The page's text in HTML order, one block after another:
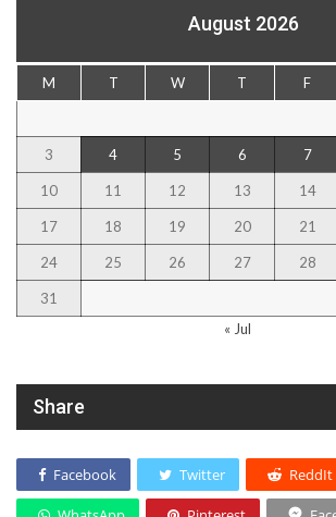
August 2026
M T W T F
3 4 5 6 7
10 11 12 13 14
17 18 19 20 21
24 25 26 27 28
31
« Jul
Share
Facebook Twitter ReddIt